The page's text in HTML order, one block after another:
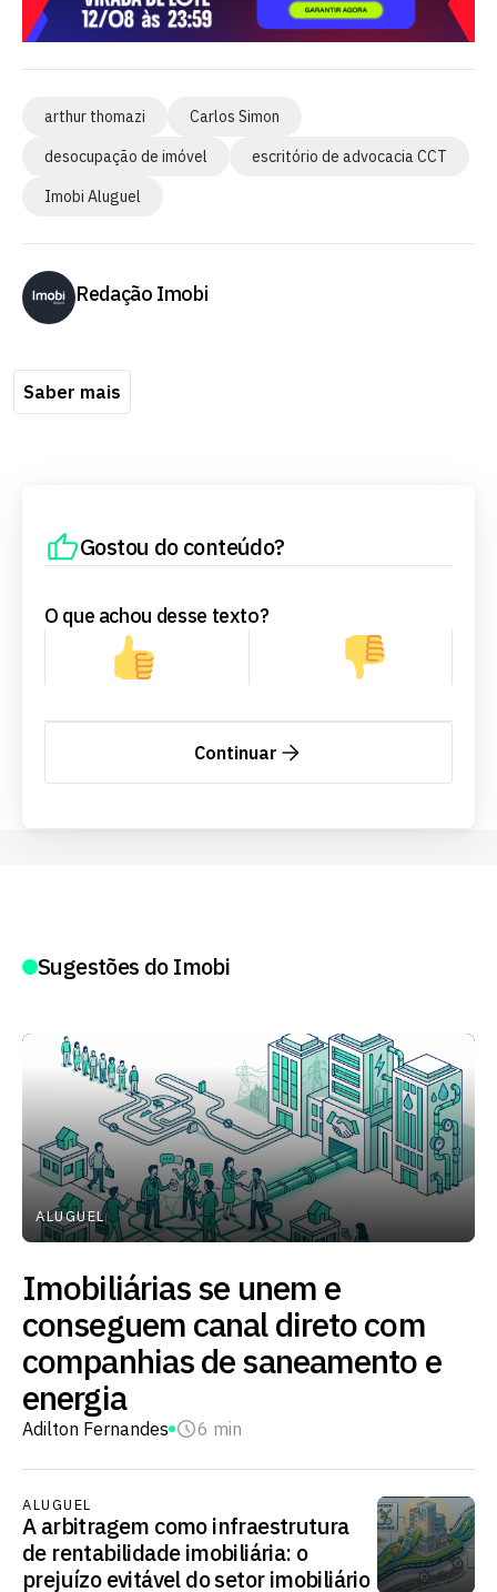
arthur thomazi
Carlos Simon
desocupação de imóvel
escritório de advocacia CCT
Imobi Aluguel
Redação Imobi
Saber mais
Gostou do conteúdo?
O que achou desse texto?
Continuar
Sugestões do Imobi
ALUGUEL
Imobiliárias se unem e
conseguem canal direto com
companhias de saneamento e
energia
Adilton Fernandes 6 min
ALUGUEL
A arbitragem como infraestrutura
de rentabilidade imobiliária: o
prejuízo evitável do setor imobiliário